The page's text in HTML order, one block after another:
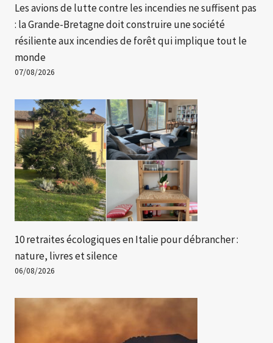
Les avions de lutte contre les incendies ne suffisent pas
: la Grande-Bretagne doit construire une société
résiliente aux incendies de forêt qui implique tout le
monde
07/08/2026
10 retraites écologiques en Italie pour débrancher :
nature, livres et silence
06/08/2026